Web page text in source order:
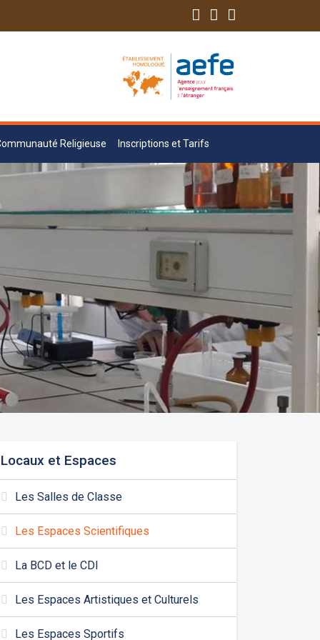
Religieuse Inscriptions et Tarifs
Locaux et Espaces
Les Salles de Classe
Les Espaces Scientifiques
La BCD et le CDI
Les Espaces Artistiques et Culturels
Les Espaces Sportifs